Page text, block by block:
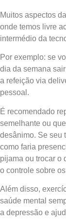
Muitos aspectos
onde temos livre
intermédio da
Por exemplo: se
dia da semana
a refeição via
pessoal.
É recomendado
semelhante ou
desânimo. Se seu
como faria
pijama ou trocar o
o controle sobre
Além disso,
saúde mental
a depressão e